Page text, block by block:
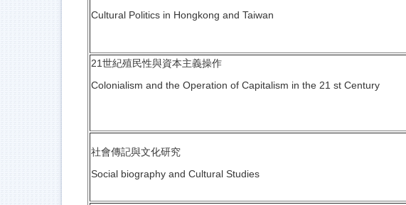
Cultural Politics in Hongkong and Taiwan
21世紀殖民性與資本主義操作
Colonialism and the Operation of Capitalism in the 21 st Century
社會傳記與文化研究
Social biography and Cultural Studies